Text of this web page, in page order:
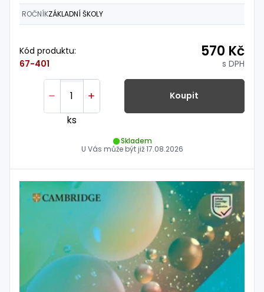
ROČNÍKZÁKLADNÍ ŠKOLY
Kód produktu:
67-401
570 Kč
s DPH
ks
Koupit
Skladem
U Vás může být již17.08.2026